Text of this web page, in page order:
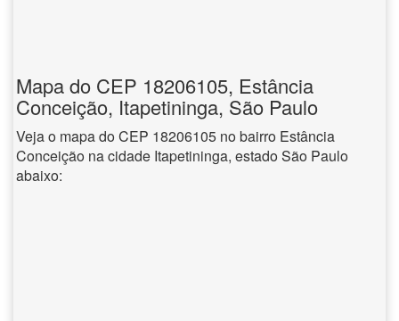
Mapa do CEP 18206105, Estância
Conceição, Itapetininga, São Paulo
Veja o mapa do CEP 18206105 no bairro Estância
Conceição na cidade Itapetininga, estado São Paulo
abaixo: